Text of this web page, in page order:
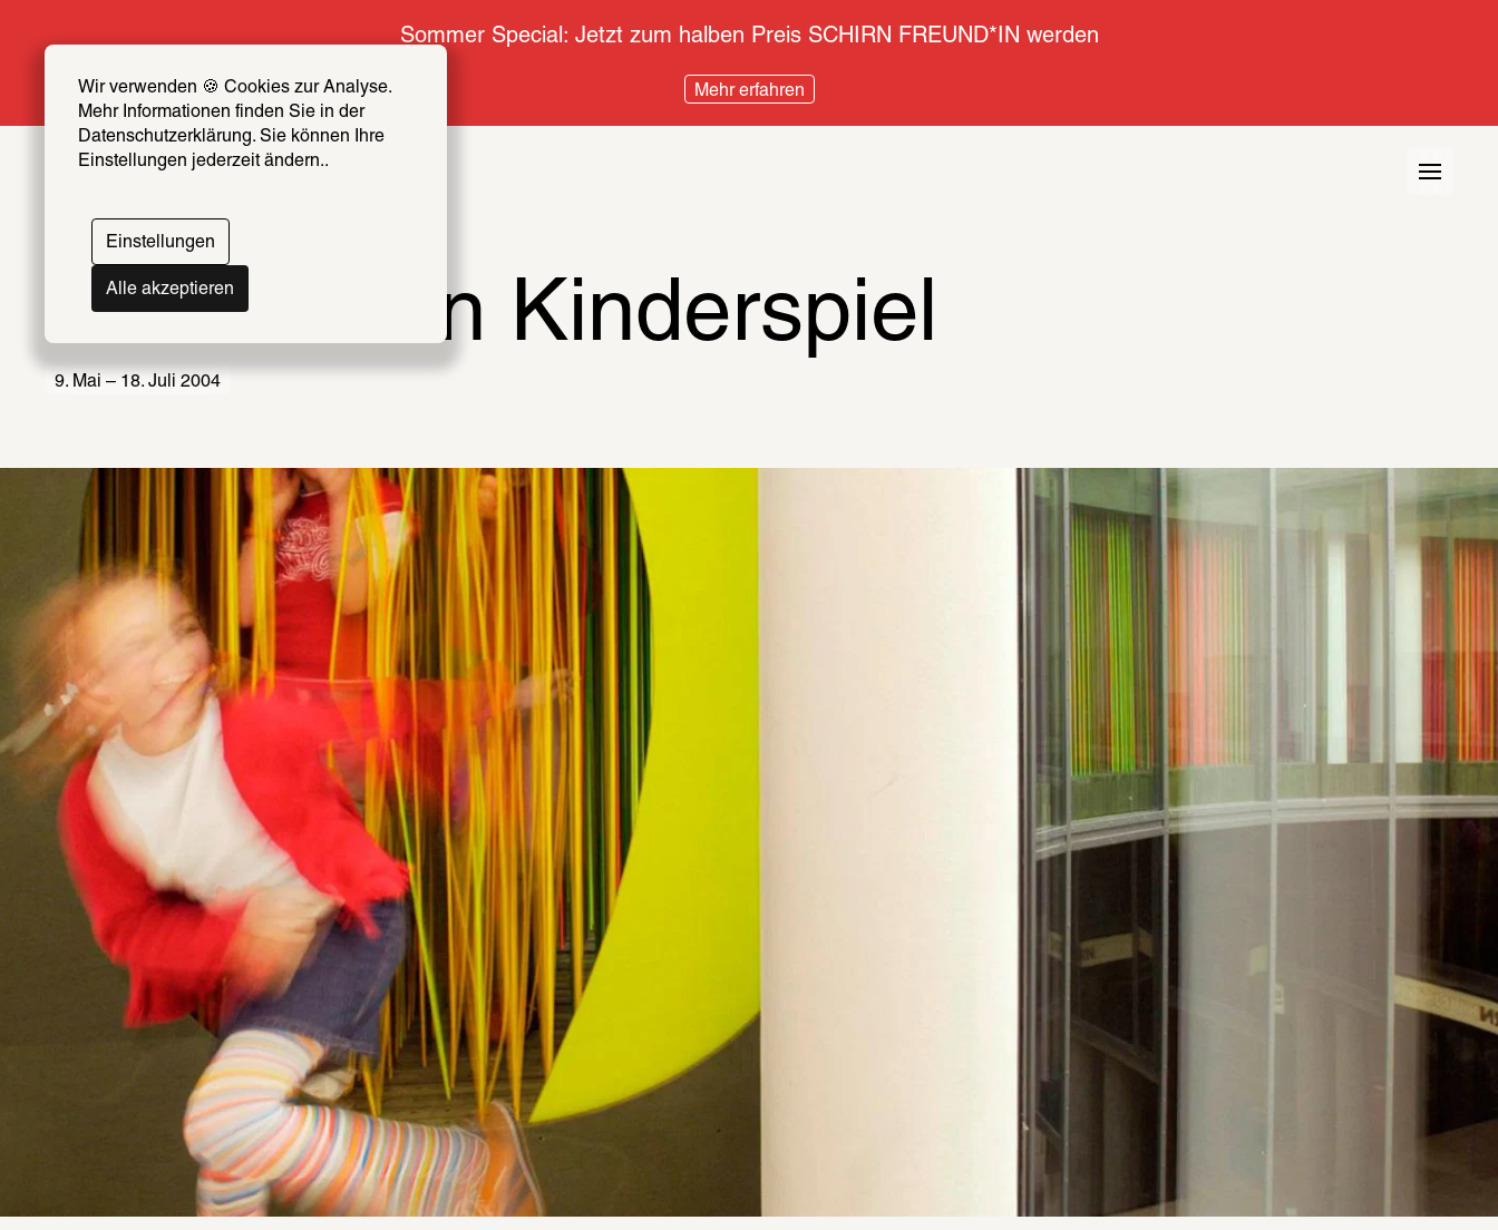
Wir verwenden 🍪 Cookies zur Analyse.
Mehr Informationen finden Sie in der
Datenschutzerklärung. Sie können Ihre
Einstellungen jederzeit ändern..
Einstellungen
Alle akzeptieren
Sommer Special: Jetzt zum halben Preis SCHIRN FREUND*IN werden
Mehr erfahren
Kunst – Ein Kinderspiel
9. Mai – 18. Juli 2004